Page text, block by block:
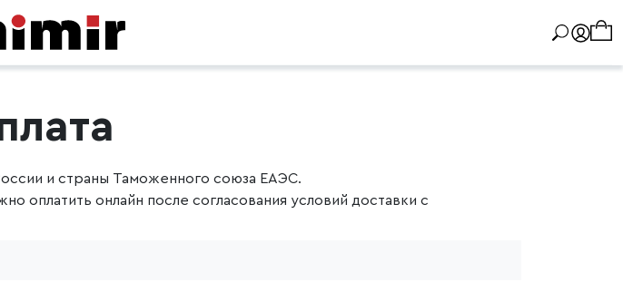
и страны Таможенного союза ЕАЭС.
оплатить онлайн после согласования условий доставки с